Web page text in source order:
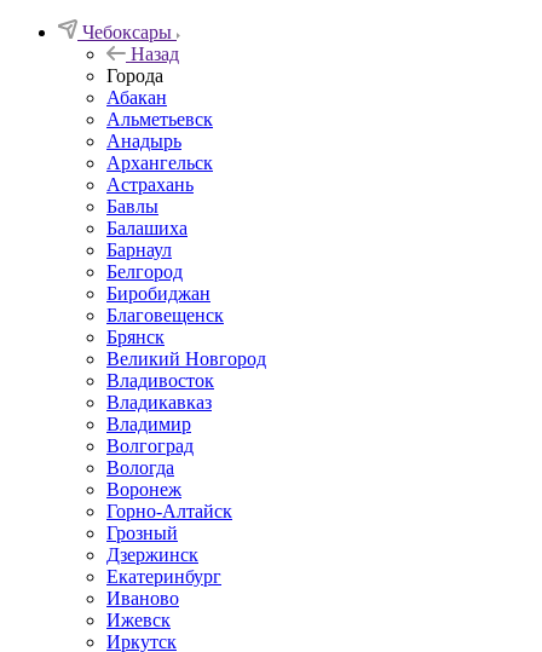
Чебоксары
Назад
Города
Абакан
Альметьевск
Анадырь
Архангельск
Астрахань
Бавлы
Балашиха
Барнаул
Белгород
Биробиджан
Благовещенск
Брянск
Великий Новгород
Владивосток
Владикавказ
Владимир
Волгоград
Вологда
Воронеж
Горно-Алтайск
Грозный
Дзержинск
Екатеринбург
Иваново
Ижевск
Иркутск